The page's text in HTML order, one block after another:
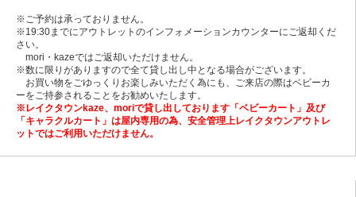
※ご予約は承っておりません。
※19:30までにアウトレットのインフォメーションカウンターにご返却くだ
さい。
mori・kazeではご返却いただけません。
※数に限りがありますので全て貸し出し中となる場合がございます。
お買い物をごゆっくりお楽しみいただく為にも、ご来店の際はベビーカ
ーをご持参されることをお勧めいたします。
※レイクタウンkaze、moriで貸し出しております「ベビーカート」及び
「キャラクルカート」は屋内専用の為、安全管理上レイクタウンアウトレ
ットではご利用いただけません。